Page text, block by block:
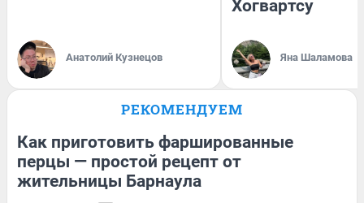
Анатолий Кузнецов
Хогвартсу
Яна Шаламова
РЕКОМЕНДУЕМ
Как приготовить фаршированные
перцы — простой рецепт от
жительницы Барнаула